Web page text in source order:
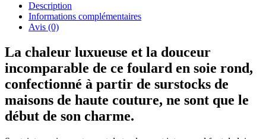
Description
Informations complémentaires
Avis (0)
La chaleur luxueuse et la douceur
incomparable de ce foulard en soie rond,
confectionné à partir de surstocks de
maisons de haute couture, ne sont que le
début de son charme.